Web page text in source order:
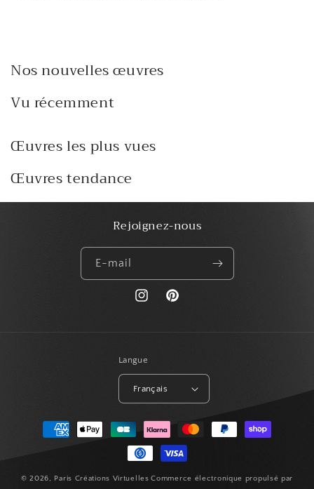
Nos nouvelles œuvres
Vu récemment
Œuvres les plus vues
Œuvres tendance
Rejoignez-nous
E-mail
https://www.instagram.com/
Pinterest
Langue
Français
Moyens
© 2026, Paris Créations Virtuelles Commerce électronique propulsé par